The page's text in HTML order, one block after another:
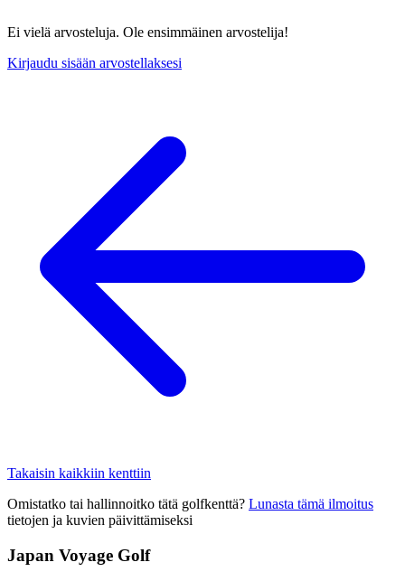
Ei vielä arvosteluja. Ole ensimmäinen arvostelija!
Kirjaudu sisään arvostellaksesi
Takaisin kaikkiin kenttiin
Omistatko tai hallinnoitko tätä golfkenttä? Lunasta tämä ilmoitus
tietojen ja kuvien päivittämiseksi
Japan Voyage Golf